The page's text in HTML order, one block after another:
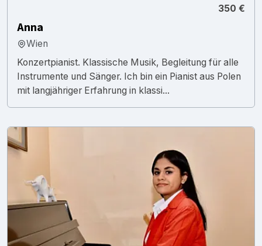
350 €
Anna
Wien
Konzertpianist. Klassische Musik, Begleitung für alle
Instrumente und Sänger. Ich bin ein Pianist aus Polen
mit langjähriger Erfahrung in klassi...